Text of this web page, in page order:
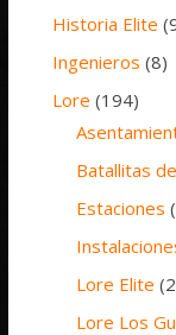
Historia Elite
Ingenieros (8)
Lore (194)
Batallitas
Estaciones
Lore Elite
Lore Los